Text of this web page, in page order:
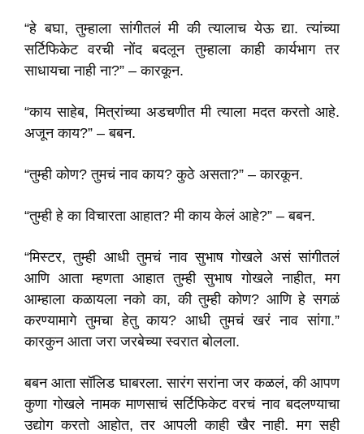
“हे बघा, तुम्हाला सांगीतलं मी की त्यालाच येऊ द्या. त्यांच्या
सर्टिफिकेट वरची नोंद बदलून तुम्हाला काही कार्यभाग तर
साधायचा नाही ना?” – कारकून.
“काय साहेब, मित्रांच्या अडचणीत मी त्याला मदत करतो आहे.
अजून काय?” – बबन.
“तुम्ही कोण? तुमचं नाव काय? कुठे असता?” – कारकून.
“तुम्ही हे का विचारता आहात? मी काय केलं आहे?” – बबन.
“मिस्टर, तुम्ही आधी तुमचं नाव सुभाष गोखले असं सांगीतलं
आणि आता म्हणता आहात तुम्ही सुभाष गोखले नाहीत, मग
आम्हाला कळायला नको का, की तुम्ही कोण? आणि हे सगळं
करण्यामागे तुमचा हेतु काय? आधी तुमचं खरं नाव सांगा.”
कारकुन आता जरा जरबेच्या स्वरात बोलला.
बबन आता सॉलिड घाबरला. सारंग सरांना जर कळलं, की आपण
कुणा गोखले नामक माणसाचं सर्टिफिकेट वरचं नाव बदलण्याचा
उद्योग करतो आहोत, तर आपली काही खैर नाही. मग सही